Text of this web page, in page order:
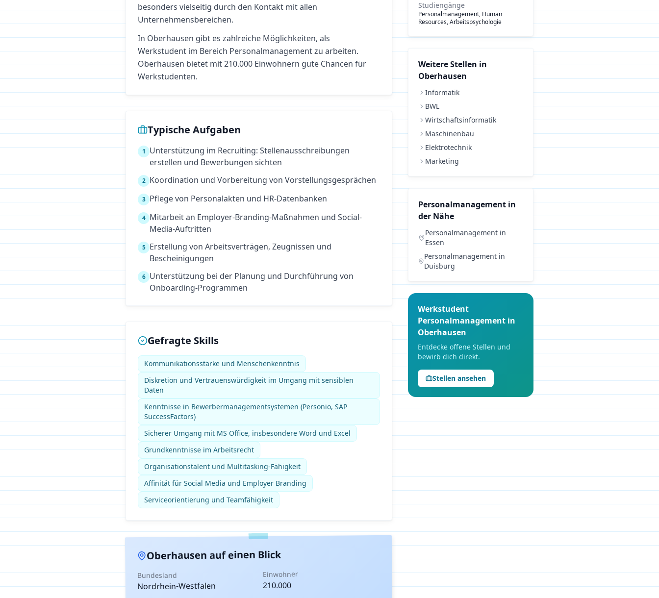
besonders vielseitig durch den Kontakt mit allen
Unternehmensbereichen.
In Oberhausen gibt es zahlreiche Möglichkeiten, als
Werkstudent im Bereich Personalmanagementzu arbeiten.
Oberhausen bietet mit 210.000 Einwohnern gute Chancen für
Werkstudenten.
Typische Aufgaben
1
Unterstützung im Recruiting: Stellenausschreibungen
erstellen und Bewerbungen sichten
2 Koordination und Vorbereitung von Vorstellungsgesprächen
3 Pflege von Personalakten und HR-Datenbanken
4 Mitarbeit an Employer-Branding-Maßnahmen und Social-
Media-Auftritten
5 Erstellung von Arbeitsverträgen, Zeugnissen und
Bescheinigungen
6 Unterstützung bei der Planung und Durchführung von
Onboarding-Programmen
Gefragte Skills
Kommunikationsstärke und Menschenkenntnis
Diskretion und Vertrauenswürdigkeit im Umgang mit sensiblen
Daten
Kenntnisse in Bewerbermanagementsystemen (Personio, SAP
SuccessFactors)
Sicherer Umgang mit MS Office, insbesondere Word und Excel
Grundkenntnisse im Arbeitsrecht
Organisationstalent und Multitasking-Fähigkeit
Affinität für Social Media und Employer Branding
Serviceorientierung und Teamfähigkeit
Oberhausen auf einen Blick
Bundesland
Nordrhein-Westfalen
Einwohner
210.000
Studiengänge
Personalmanagement, Human
Resources, Arbeitspsychologie
Weitere Stellen in
Oberhausen
Informatik
BWL
Wirtschaftsinformatik
Maschinenbau
Elektrotechnik
Marketing
Personalmanagement in
der Nähe
Personalmanagementin
Essen
Personalmanagement in
Duisburg
Werkstudent
Personalmanagement in
Oberhausen
Entdecke offene Stellen und
bewirb dich direkt.
Stellen ansehen